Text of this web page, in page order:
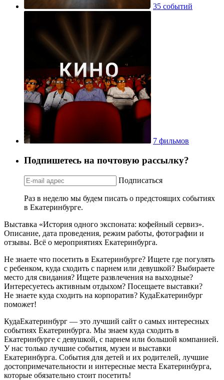
35 событий
7 фильмов
Подпишетесь на почтовую рассылку?
Подписаться
Раз в неделю мы будем писать о предстоящих событиях
в Екатеринбурге.
Выставка «История одного экспоната: кофейный сервиз».
Описание, дата проведения, режим работы, фотографии и
отзывы. Всё о мероприятиях Екатеринбурга.
Не знаете что посетить в Екатеринбурге? Ищете где погулять
с ребенком, куда сходить с парнем или девушкой? Выбираете
место для свидания? Ищете развлечения на выходные?
Интересуетесь активным отдыхом? Посещаете выставки?
Не знаете куда сходить на корпоратив? КудаЕкатеринбург
поможет!
КудаЕкатеринбург — это лучший сайт о самых интересных
событиях Екатеринбурга. Мы знаем куда сходить в
Екатеринбурге с девушкой, с парнем или большой компанией.
У нас только лучшие события, музеи и выставки
Екатеринбурга. События для детей и их родителей, лучшие
достопримечательности и интересные места Екатеринбурга,
которые обязательно стоит посетить!